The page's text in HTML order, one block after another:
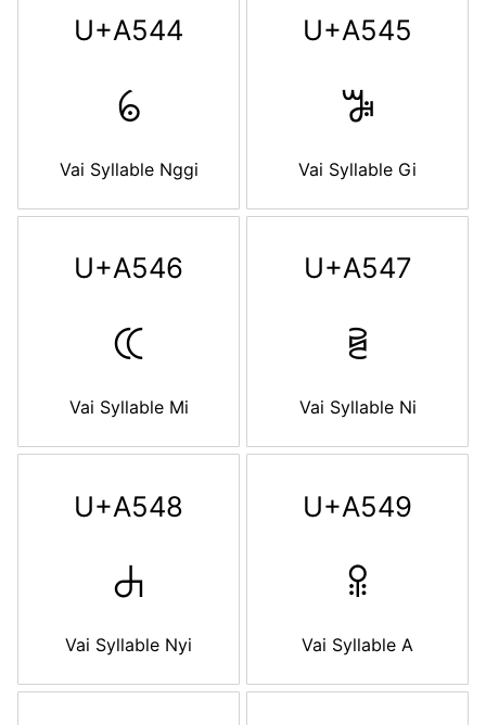
U+A544
ꕄ
Vai Syllable Nggi
U+A545
ꕅ
Vai Syllable Gi
U+A546
ꕆ
Vai Syllable Mi
U+A547
ꕇ
Vai Syllable Ni
U+A548
ꕈ
Vai Syllable Nyi
U+A549
ꕉ
Vai Syllable A